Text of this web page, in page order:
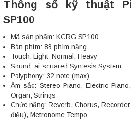
Thông số kỹ thuật
SP100
Mã sản phẩm: KORG SP100
Bàn phím: 88 phím nặng
Touch: Light, Normal, Heavy
Sound: ai-squared Syntesis System
Polyphony: 32 note (max)
Âm sắc: Stereo Piano, Electric
Organ, Strings
Chức năng: Reverb, Chorus,
điệu), Metronome Tempo